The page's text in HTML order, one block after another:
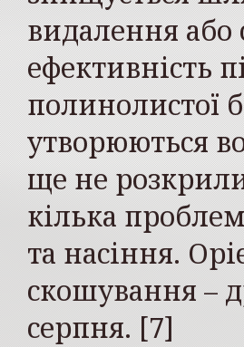
видалення
ефективність
полинолистої
утворюються
ще не
кілька
та насіння.
скошування –
серпня. [7]